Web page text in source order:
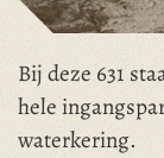
Bij deze 631
hele
waterkering.